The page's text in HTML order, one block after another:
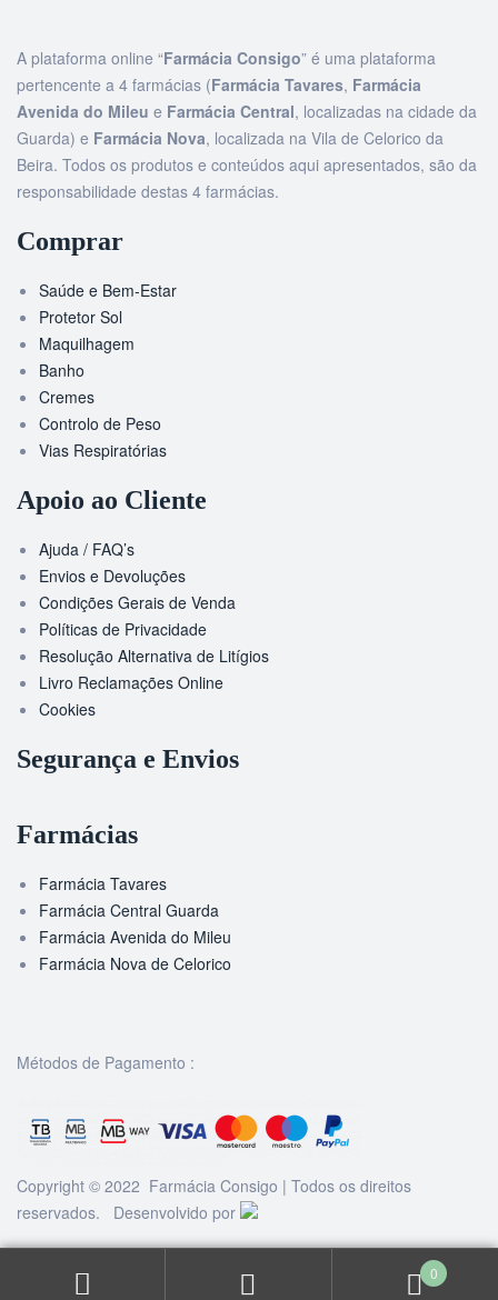
A plataforma online “Farmácia Consigo” é uma plataforma
pertencente a 4 farmácias (Farmácia Tavares, Farmácia
Avenida do Mileu e Farmácia Central, localizadas na cidade da
Guarda) e Farmácia Nova, localizada na Vila de Celorico da
Beira. Todos os produtos e conteúdos aqui apresentados, são da
responsabilidade destas 4 farmácias.
Comprar
Saúde e Bem-Estar
Protetor Sol
Maquilhagem
Banho
Cremes
Controlo de Peso
Vias Respiratórias
Apoio ao Cliente
Ajuda / FAQ’s
Envios e Devoluções
Condições Gerais de Venda
Políticas de Privacidade
Resolução Alternativa de Litígios
Livro Reclamações Online
Cookies
Segurança e Envios
Farmácias
Farmácia Tavares
Farmácia Central Guarda
Farmácia Avenida do Mileu
Farmácia Nova de Celorico
Métodos de Pagamento :
Copyright © 2022 Farmácia Consigo | Todos os direitos
reservados. Desenvolvido por
0